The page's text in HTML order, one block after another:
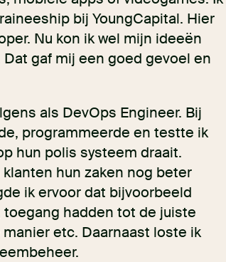
bij YoungCapital. Hier
Nu kon ik wel mijn ideeën
gaf mij een goed gevoel en
als DevOps Engineer. Bij
programmeerde en testte ik
hun polis systeem draait.
hun zaken nog beter
ik ervoor dat bijvoorbeeld
hadden tot de juiste
etc. Daarnaast loste ik